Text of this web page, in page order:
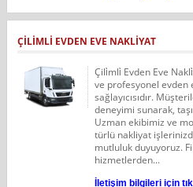
ÇİLİMLİ EVDEN EVE NAKLİYAT
Çili̇mli̇ Evden Eve
ve profesyonel evden
sağlayıcısıdır.
deneyimi sunarak,
Uzman ekibimiz ve
türlü nakliyat
mutluluk duyuyoruz.
hizmetlerden...
İletişim bilgileri için